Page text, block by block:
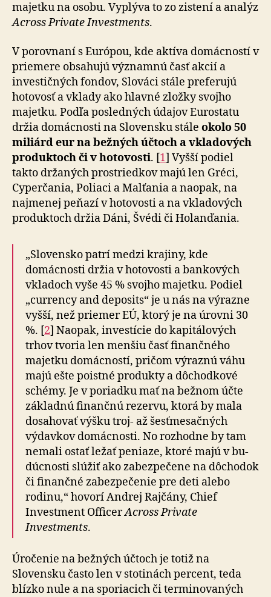
majetku na osobu. Vyplýva to zo zistení a analýz
Across Private Investments.
V porovnaní s Európou, kde aktíva domácností v
prie­me­re obsahujú významnú časť akcií a
investičných fondov, Slováci stále preferujú
hotovosť a vklady ako hlavné zlož­ky svojho
majetku. Podľa posledných údajov Eurostatu
držia domácnosti na Slovensku stále okolo 50
miliárd eur na bežných účtoch a vkladových
produktoch či v hotovosti. [1] Vyšší podiel
takto držaných prostriedkov majú len Gréci,
Cyperčania, Poliaci a Malťania a naopak, na
najmenej peňazí v hotovosti a na vkladových
pro­duk­toch držia Dáni, Švédi či Holanďania.
„Slovensko patrí medzi krajiny, kde
domácnosti držia v hotovosti a bankových
vkladoch vyše 45 % svojho ma­jet­ku. Podiel
„currency and deposits“ je u nás na vý­raz­ne
vyšší, než priemer EÚ, ktorý je na úrovni 30
%. [2] Naopak, investície do kapitálových
trhov tvoria len menšiu časť finančného
majetku domácností, pričom výraznú váhu
majú ešte poistné produkty a dô­chod­ko­vé
schémy. Je v poriadku mať na bežnom účte
základnú finančnú rezervu, ktorá by mala
dosahovať výšku troj- až šesťmesačných
výdavkov domácnosti. No rozhodne by tam
nemali ostať ležať peniaze, ktoré majú v bu­
dúc­nos­ti slúžiť ako zabezpečene na dôchodok
či finančné zabezpečenie pre deti alebo
rodinu,“ hovorí Andrej Rajčány, Chief
Investment OfficerAcross Private
Investments.
Úročenie na bežných účtoch je totiž na
Slovensku často len v stotinách percent, teda
blízko nule a na sporiacich či terminovaných